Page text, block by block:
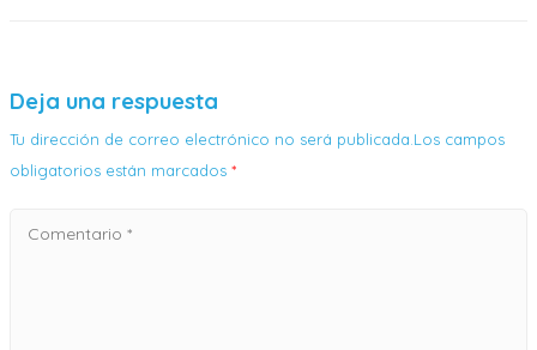
Deja una respuesta
Tu dirección de correo electrónico no será publicada.Los campos
obligatorios están marcados *